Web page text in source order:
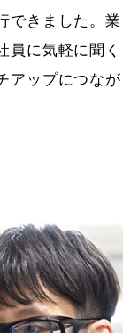
できました。業
員に気軽に聞く
アップにつなが